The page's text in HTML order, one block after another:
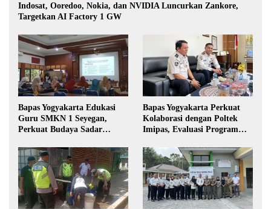
Indosat, Ooredoo, Nokia, dan NVIDIA Luncurkan Zankore,
Targetkan AI Factory 1 GW
Bapas Yogyakarta Edukasi
Guru SMKN 1 Seyegan,
Perkuat Budaya Sadar
Bapas Yogyakarta Perkuat
Kolaborasi dengan Poltek
Imipas, Evaluasi Program